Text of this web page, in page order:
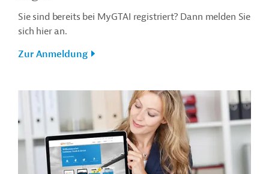
Sie sind bereits bei MyGTAI registriert? Dann melden Sie
sich hier an.
Zur Anmeldung